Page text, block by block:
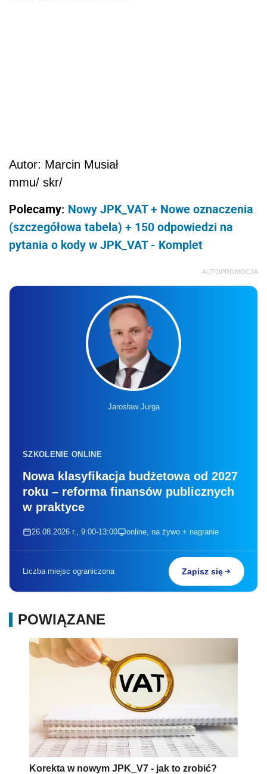
Autor: Marcin Musiał
mmu/ skr/
Polecamy: Nowy JPK_VAT + Nowe oznaczenia
(szczegółowa tabela) + 150 odpowiedzi na
pytania o kody w JPK_VAT - Komplet
AUTOPROMOCJA
Jarosław Jurga
SZKOLENIE ONLINE
Nowa klasyfikacja budżetowa od 2027
roku – reforma finansów publicznych
w praktyce
26.08.2026 r., 9:00-13:00 online, na żywo + nagranie
Liczba miejsc ograniczona Zapisz się
POWIĄZANE
Korekta w nowym JPK_V7 - jak to zrobić?